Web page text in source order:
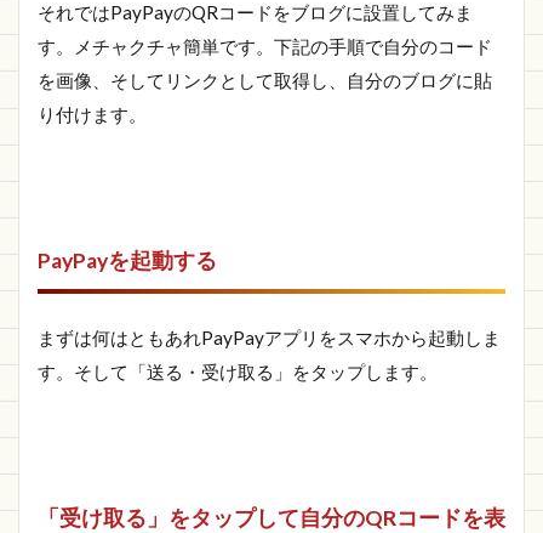
それではPayPayのQRコードをブログに設置してみま
す。メチャクチャ簡単です。下記の手順で自分のコード
を画像、そしてリンクとして取得し、自分のブログに貼
り付けます。
PayPayを起動する
まずは何はともあれPayPayアプリをスマホから起動しま
す。そして「送る・受け取る」をタップします。
「受け取る」をタップして自分のQRコードを表